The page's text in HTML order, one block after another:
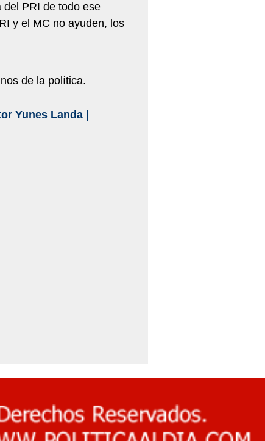
del PRI de todo ese
y el MC no ayuden, los
de la política.
Yunes Landa